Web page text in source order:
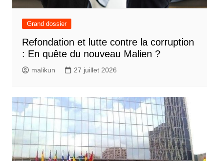
Grand dossier
Refondation et lutte contre la corruption
: En quête du nouveau Malien ?
malikun 27 juillet 2026